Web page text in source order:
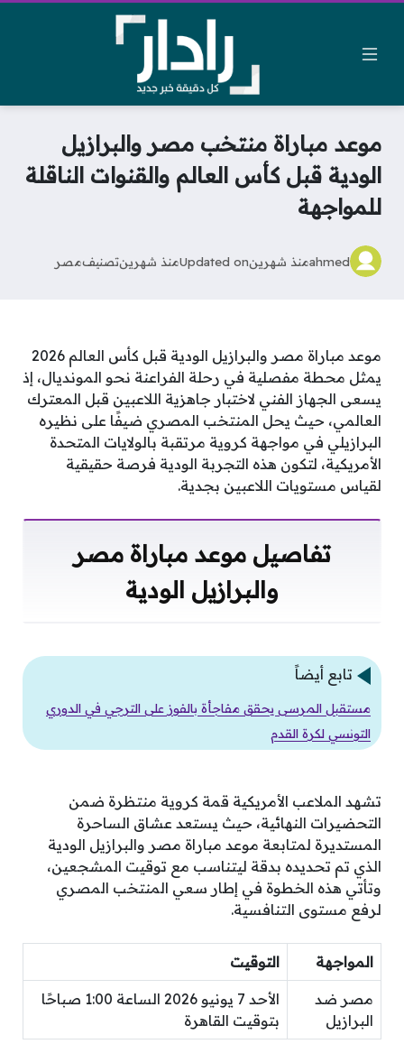
موعد مباراة منتخب مصر والبرازيل
الودية قبل كأس العالم والقنوات الناقلة
للمواجهة
ahmedمنذ شهرينUpdated onمنذ شهرينتصنيفمصر
موعد مباراة مصر والبرازيل الودية قبل كأس العالم 2026
يمثل محطة مفصلية في رحلة الفراعنة نحو المونديال، إذ
يسعى الجهاز الفني لاختبار جاهزية اللاعبين قبل المعترك
العالمي، حيث يحل المنتخب المصري ضيفًا على نظيره
البرازيلي في مواجهة كروية مرتقبة بالولايات المتحدة
الأمريكية، لتكون هذه التجربة الودية فرصة حقيقية
لقياس مستويات اللاعبين بجدية.
تفاصيل موعد مباراة مصر
والبرازيل الودية
تابع أيضاً
مستقبل المرسى يحقق مفاجأة بالفوز على الترجي في الدوري
التونسي لكرة القدم
تشهد الملاعب الأمريكية قمة كروية منتظرة ضمن
التحضيرات النهائية، حيث يستعد عشاق الساحرة
المستديرة لمتابعة موعد مباراة مصر والبرازيل الودية
الذي تم تحديده بدقة ليتناسب مع توقيت المشجعين،
وتأتي هذه الخطوة في إطار سعي المنتخب المصري
لرفع مستوى التنافسية.
المواجهة التوقيت
مصر ضد
البرازيل
الأحد 7 يونيو 2026 الساعة 1:00 صباحًا
بتوقيت القاهرة